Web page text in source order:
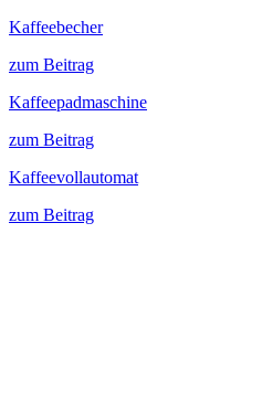
Kaffeebecher
zum Beitrag
Kaffeepadmaschine
zum Beitrag
Kaffeevollautomat
zum Beitrag